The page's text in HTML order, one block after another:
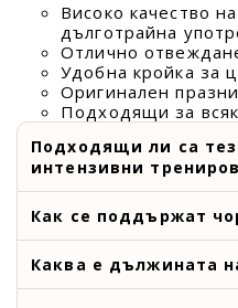
Високо качество
дълготрайна
Отлично
Удобна кройка за
Оригинален
Подходящи за
Подходящи ли са
интензивни
Как се поддържат
Каква е дължината